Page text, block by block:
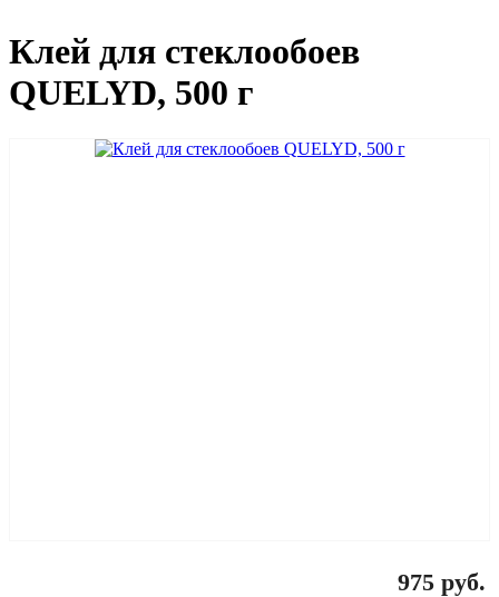
Клей для стеклообоев
QUELYD, 500 г
975 руб.